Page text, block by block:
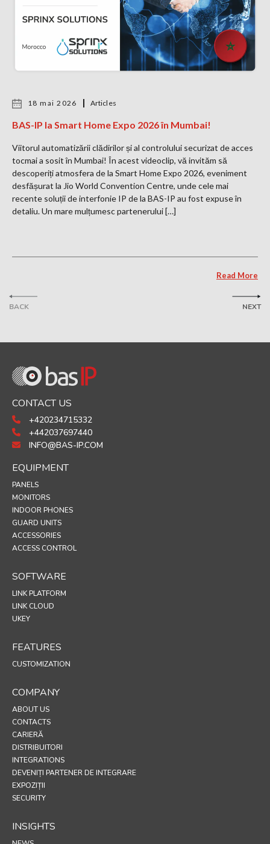
BACK
18 mai 2026 Articles
BAS-IP la Smart Home Expo 2026 în Mumbai!
Viitorul automatizării clădirilor și al controlului securizat de acces
tocmai a sosit în Mumbai! În acest videoclip, vă invităm să
descoperiți atmosfera de la Smart Home Expo 2026, eveniment
desfășurat la Jio World Convention Centre, unde cele mai
recente soluții de interfonie IP de la BAS-IP au fost expuse în
detaliu. Un mare mulțumesc partenerului […]
Read More
NEXT
CONTACT US
+420234715332
+442037697440
INFO@BAS-IP.COM
EQUIPMENT
PANELS
MONITORS
INDOOR PHONES
GUARD UNITS
ACCESSORIES
ACCESS CONTROL
SOFTWARE
LINK PLATFORM
LINK CLOUD
UKEY
FEATURES
CUSTOMIZATION
COMPANY
ABOUT US
CONTACTS
CARIERĂ
DISTRIBUITORI
INTEGRATIONS
DEVENIȚI PARTENER DE INTEGRARE
EXPOZIȚII
SECURITY
INSIGHTS